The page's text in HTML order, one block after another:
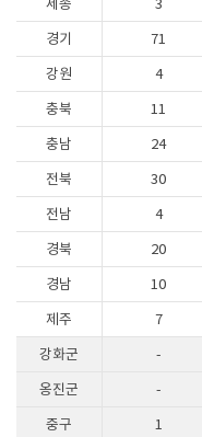
경기
71
강원
4
충북
11
충남
24
전북
30
전남
4
경북
20
경남
10
제주
7
강화군
-
옹진군
-
중구
1